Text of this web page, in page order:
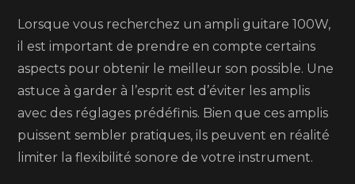
Lorsque vous recherchez un ampli guitare 100W,
il est important de prendre en compte certains
aspects pour obtenir le meilleur son possible. Une
astuce à garder à l’esprit est d’éviter les amplis
avec des réglages prédéfinis. Bien que ces amplis
puissent sembler pratiques, ils peuvent en réalité
limiter la flexibilité sonore de votre instrument.